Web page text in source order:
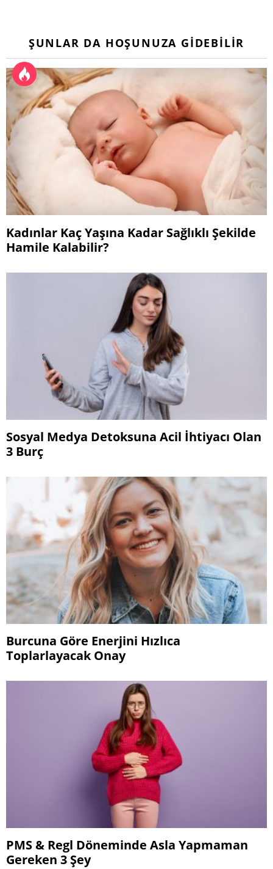
ŞUNLAR DA HOŞUNUZA GIDEBILIR
Kadınlar Kaç Yaşına Kadar Sağlıklı Şekilde
Hamile Kalabilir?
Sosyal Medya Detoksuna Acil İhtiyacı Olan
3 Burç
Burcuna Göre Enerjini Hızlıca
Toplarlayacak Onay
PMS & Regl Döneminde Asla Yapmaman
Gereken 3 Şey